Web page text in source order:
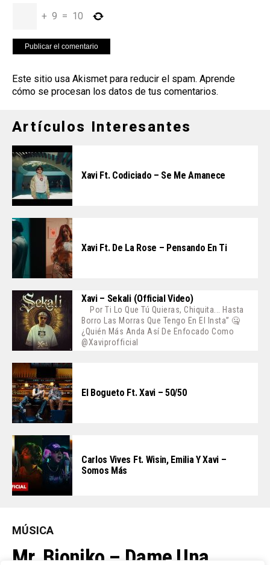
+ 9 = 10
Este sitio usa Akismet para reducir el spam. Aprende
cómo se procesan los datos de tus comentarios.
Artículos Interesantes
Xavi Ft. Codiciado – Se Me Amanece
Xavi Ft. De La Rose – Pensando En Ti
Xavi – Sekali (Official Video)
Por Ti Lo Que Tú Quieras, Chiquita... Hasta
Borro Las Morras Que Tengo En El Insta” 🤐
¿Quién Más Anda Así De Enfocado Como
@xaviprofficial
El Bogueto Ft. Xavi – 50/50
Carlos Vives Ft. Wisin, Emilia Y Xavi –
Somos Más
MÚSICA
Mr. Bioniko – Dame Una